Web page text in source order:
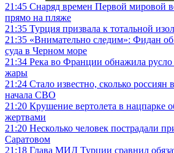
21:45 Снаряд времен Первой мировой
прямо на пляже
21:35 Турция призвала к тотальной
21:35 «Внимательно следим»: Фидан об
суда в Черном море
21:34 Река во Франции обнажила русло
жары
21:24 Стало известно, сколько россиян
начала СВО
21:20 Крушение вертолета в нацпарке
жертвами
21:20 Несколько человек пострадали
Саратовом
21:18 Глава МИД Турции сравнил